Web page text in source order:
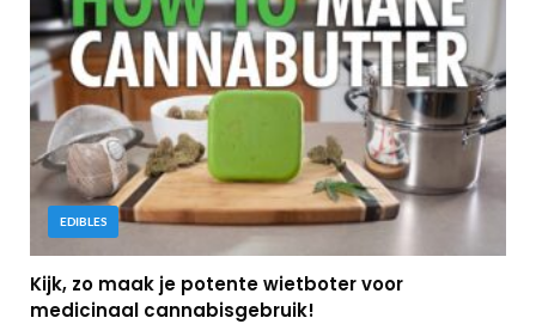
EDIBLES
Kijk, zo maak je potente wietboter voor
medicinaal cannabisgebruik!